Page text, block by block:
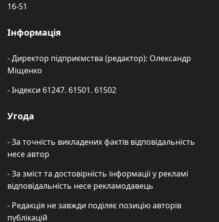
16-51
Інформація
- Директор підприємства (редактор): Олександр
Міщенко
- Індекси 61247. 61501. 61502
Угода
- За точність викладених фактів відповідальність
несе автор
- За зміст та достовірність інформації у рекламі
відповідальність несе рекламодавець
- Редакція не завжди поділяє позицію авторів
публікацій